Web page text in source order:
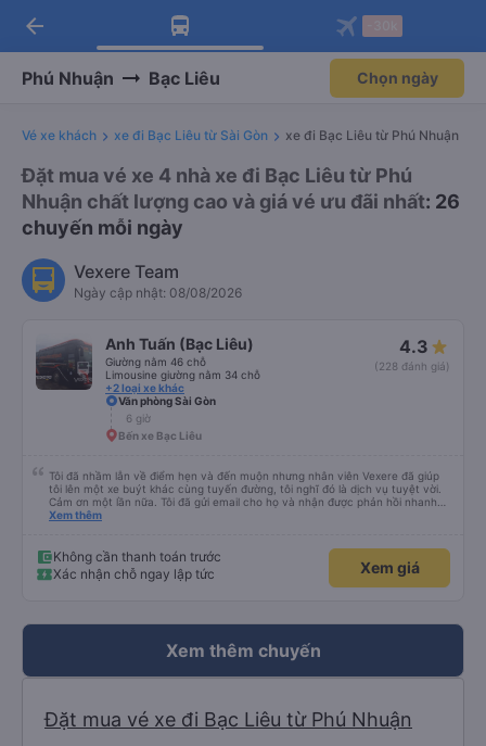
Tải app Vexere ngay!
Nhận ưu đãi thành viên độc
Mở app
Tải app Vexere
-30k/ghế khi đặt vé máy bay qua
Mở app
arrow_back
Phú Nhuận Bạc Liêu Chọn ngày
Vé xe khách xe đi Bạc Liêu từ Sài Gòn xe đi Bạc Liêu từ Phú Nhuận
Đặt mua vé xe 4 nhà xe đi Bạc Liêu từ Phú
Nhuận chất lượng cao và giá vé ưu đãi nhất: 26
chuyến mỗi ngày
Vexere Team
Ngày cập nhật: 08/08/2026
Anh Tuấn (Bạc Liêu)
Giường nằm 46 chỗ
Limousine giường nằm 34 chỗ
+2 loại xe khác
4.3
(228 đánh giá)
Văn phòng Sài Gòn
6 giờ
Bến xe Bạc Liêu
Tôi đã nhầm lẫn về điểm hẹn và đến muộn nhưng nhân viên Vexere đã giúp
tôi lên một xe buýt khác cùng tuyến đường, tôi nghĩ đó là dịch vụ tuyệt vời.
Cảm ơn một lần nữa. Tôi đã gửi email cho họ và nhận được phản hồi nhanh
chóng trong những thời điểm đó.
Xem thêm
Không cần thanh toán trước
Xác nhận chỗ ngay lập tức
Xem giá
Xem thêm chuyến
Đặt mua vé xe đi Bạc Liêu từ Phú Nhuận